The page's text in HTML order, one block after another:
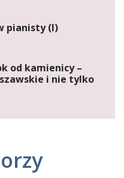
pianisty (I)
od kamienicy –
i nie tylko